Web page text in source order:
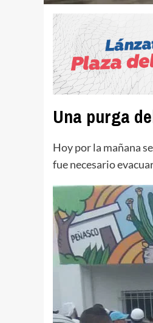
Una purga
Hoy por la mañana
fue necesario